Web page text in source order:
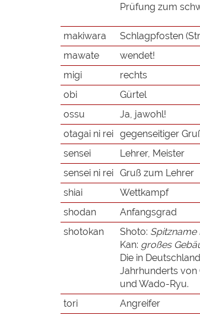
Prüfung zum
makiwara
Schlagpfosten
mawate
wendet!
migi
rechts
obi
Gürtel
ossu
Ja, jawohl!
otagai ni rei gegenseitiger
sensei
Lehrer, Meister
sensei ni rei Gruß zum Lehrer
shiai
Wettkampf
shodan
Anfangsgrad
shotokan
Shoto: Spitzname
Kan: großes
Die in
Jahrhunderts von
und Wado-Ryu.
tori
Angreifer